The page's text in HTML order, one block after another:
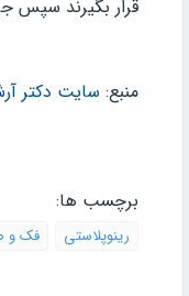
قرار بگیرند سپس
منبع: سایت دکتر
برچسب ها:
رینوپلاستی فک و